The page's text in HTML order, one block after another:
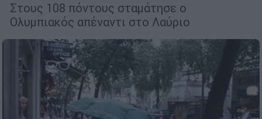
Στους 108 πόντους σταμάτησε ο
Ολυμπιακός απέναντι στο Λαύριο